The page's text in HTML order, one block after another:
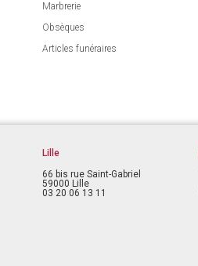
Marbrerie
Obsèques
Articles funéraires
Lille
66 bis rue Saint-Gabriel
59000 Lille
03 20 06 13 11